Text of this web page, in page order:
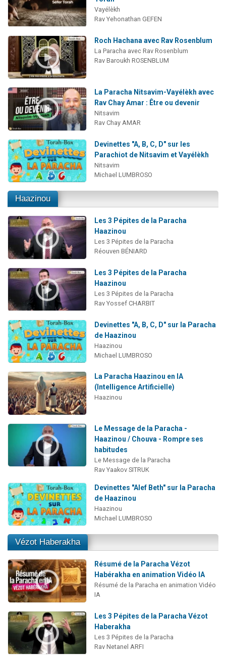
Vayélèkh
Rav Yehonathan GEFEN
Roch Hachana avec Rav Rosenblum
La Paracha avec Rav Rosenblum
Rav Baroukh ROSENBLUM
La Paracha Nitsavim-Vayélèkh avec
Rav Chay Amar : Être ou devenir
Nitsavim
Rav Chay AMAR
Devinettes "A, B, C, D" sur les
Parachiot de Nitsavim et Vayélèkh
Nitsavim
Michael LUMBROSO
Haazinou
Les 3 Pépites de la Paracha
Haazinou
Les 3 Pépites de la Paracha
Réouven BÉNIARD
Les 3 Pépites de la Paracha
Haazinou
Les 3 Pépites de la Paracha
Rav Yossef CHARBIT
Devinettes "A, B, C, D" sur la Paracha
de Haazinou
Haazinou
Michael LUMBROSO
La Paracha Haazinou en IA
(Intelligence Artificielle)
Haazinou
Le Message de la Paracha -
Haazinou / Chouva - Rompre ses
habitudes
Le Message de la Paracha
Rav Yaakov SITRUK
Devinettes "Alef Beth" sur la Paracha
de Haazinou
Haazinou
Michael LUMBROSO
Vézot Haberakha
Résumé de la Paracha Vézot
Habérakha en animation Vidéo IA
Résumé de la Paracha en animation Vidéo
IA
Les 3 Pépites de la Paracha Vézot
Haberakha
Les 3 Pépites de la Paracha
Rav Netanel ARFI